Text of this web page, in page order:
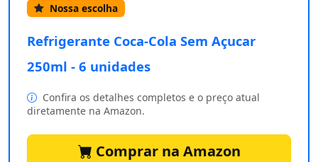
Nossa escolha
Refrigerante Coca-Cola Sem Açucar
250ml - 6 unidades
Confira os detalhes completos e o preço atual
diretamente na Amazon.
Comprar na Amazon